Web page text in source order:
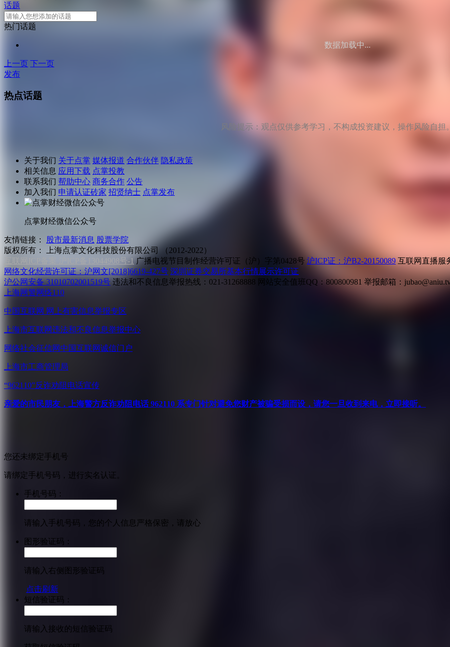
话题
热门话题
数据加载中...
上一页 下一页
发布
热点话题
风险提示：观点仅供参考学习，不构成投资建议，操作风险自担
关于我们 关于点掌 媒体报道 合作伙伴 隐私政策
相关信息 应用下载 点掌投教
联系我们 帮助中心 商务合作 公告
加入我们 申请认证砖家 招贤纳士 点掌发布
点掌财经微信公众号
友情链接： 股市最新消息 股票学院
版权所有：
上海点掌文化科技股份有限公司 （2012-2022）
互联网ICP备案 沪ICP备13044908号-1 广播电视节目制作经营许可证（沪）字第0428号 沪ICP证：沪B2-20150089 互联网直播服
网络文化经营许可证：沪网文[2018]6619-427号 深圳证券交易所基本行情展示许可证
沪公网安备 31010702001519号 违法和不良信息举报热线：021-31268888 网站安全值班QQ：800800981 举报邮箱：
上海网警网络110
中国互联网 网上有害信息举报专区
上海市互联网违法和不良信息举报中心
网络社会征信网 中国互联网诚信门户
上海市工商管理局
“962110”反诈劝阻电话宣传
亲爱的市民朋友，上海警方反诈劝阻电话 962110 系专门针对避免您财产被骗受损而设，请您一旦收到来电，立即接听。
您还未绑定手机号
请绑定手机号码，进行实名认证。
手机号码：
请输入手机号码，您的个人信息严格保密，请放心
图形验证码：
请输入右侧图形验证码
点击刷新
短信验证码：
请输入接收的短信验证码